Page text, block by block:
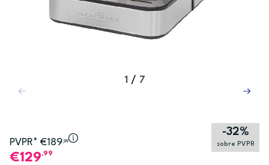
1 / 7
PVPR* €189,99
-32%
sobre PVPR
129,99